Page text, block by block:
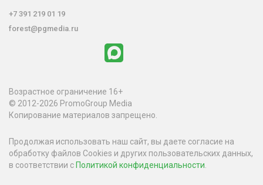
+7 391 219 01 19
forest@pgmedia.ru
Возрастное ограничение 16+
© 2012-2026 PromoGroup Media
Копирование материалов запрещено.
Продолжая использовать наш сайт, вы даете согласие на
обработку файлов Cookies и других пользовательских данных,
в соответствии сПолитикой конфиденциальности